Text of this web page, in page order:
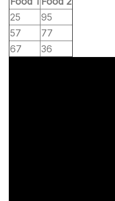
25
95
57
77
67
36